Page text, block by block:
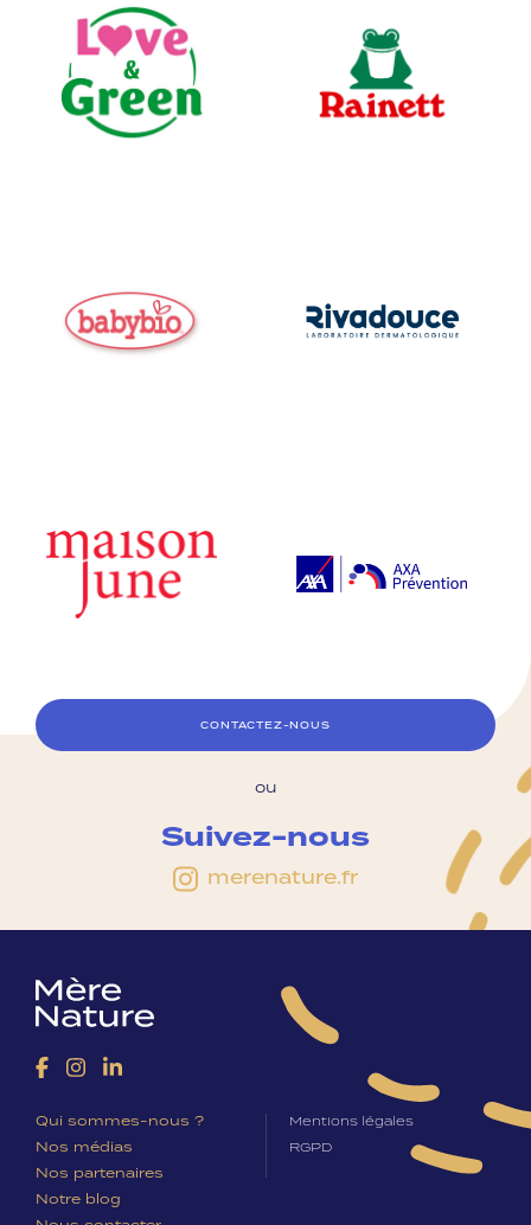
CONTACTEZ-NOUS
ou
Suivez-nous
merenature.fr
Qui sommes-nous ?
Nos médias
Nos partenaires
Notre blog
Mentions légales
RGPD